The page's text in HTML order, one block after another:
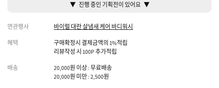
▼ 진행 중인 기획전이 있어요 ▼
연관행사 바이럴 대란 살냄새 케어 바디워시
혜택
구매확정시 결제금액의 1%적립
리뷰작성 시 100P 추가적립
배송
20,000원 이상 : 무료배송
20,000원 미만 : 2,500원